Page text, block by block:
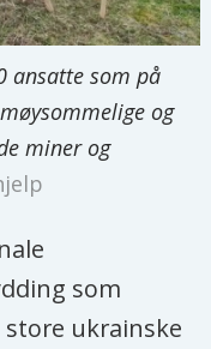
ansatte som på
og
miner og
som
ukrainske